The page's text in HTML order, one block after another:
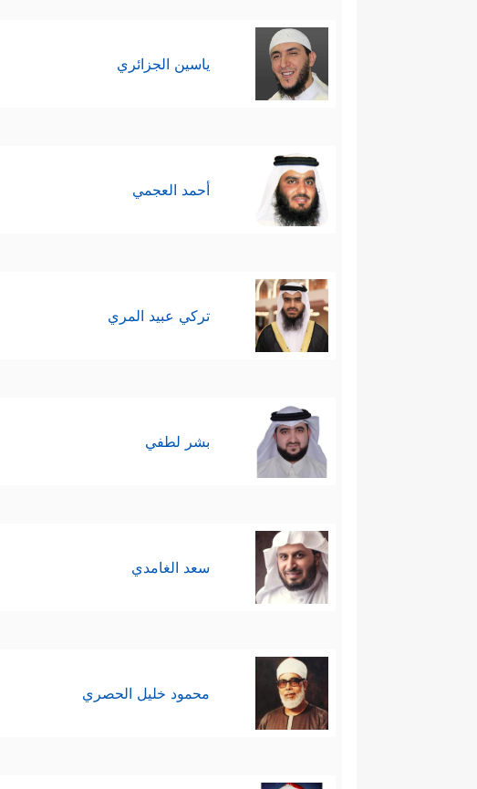
ياسين الجزائري
أحمد العجمي
تركي عبيد المري
بشر لطفي
سعد الغامدي
محمود خليل الحصري